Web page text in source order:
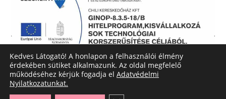
Kedves Látogató! A honlapon a felhasználói élmény
érdekében sütiket alkalmazunk. Az oldal megfelelő
működéséhez kérjük fogadja el Adatvédelmi
Nyilatkozatunkat.